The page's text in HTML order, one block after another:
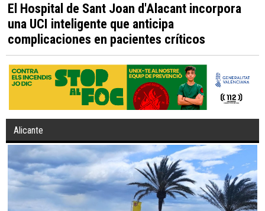
El Hospital de Sant Joan d'Alacant incorpora
una UCI inteligente que anticipa
complicaciones en pacientes críticos
Alicante